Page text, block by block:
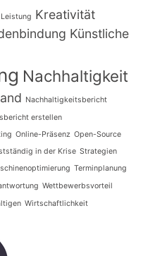
Kreativität
Künstliche
Nachhaltigkeit
Nachhaltigkeitsbericht
erstellen
Online-Präsenz Open-Source
in der Krise Strategien
Terminplanung
Wettbewerbsvorteil
Wirtschaftlichkeit